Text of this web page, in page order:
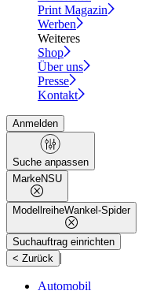
Print Magazin
Werben
Weiteres
Shop
Über uns
Presse
Kontakt
Anmelden
Suche anpassen
MarkeNSU
ModellreiheWankel-Spider
Suchauftrag einrichten
< Zurück |
Automobil